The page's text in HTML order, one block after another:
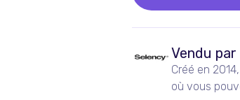
Vendu par
Créé en
où vous